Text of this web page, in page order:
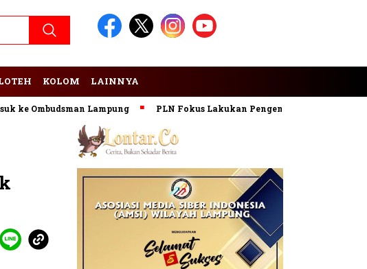
KOLOM LAINNYA
Ombudsman Lampung PLN Fokus Lakukan Pengembangan Pembangkit